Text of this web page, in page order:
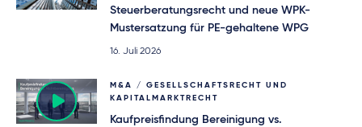
Steuerberatungsrecht und neue WPK-
Mustersatzung für PE-gehaltene WPG
16. Juli 2026
M&A / GESELLSCHAFTSRECHT UND
KAPITALMARKTRECHT
Kaufpreisfindung Bereinigung vs.